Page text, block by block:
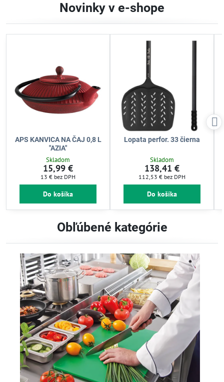
Novinky v e-shope
APS KANVICA NA ČAJ 0,8 L
"AZIA"
Skladom
15,99 €
13 € bez DPH
Do košíka
Lopata perfor. 33 čierna
Skladom
138,41 €
112,53 € bez DPH
Do košíka
Obľúbené kategórie